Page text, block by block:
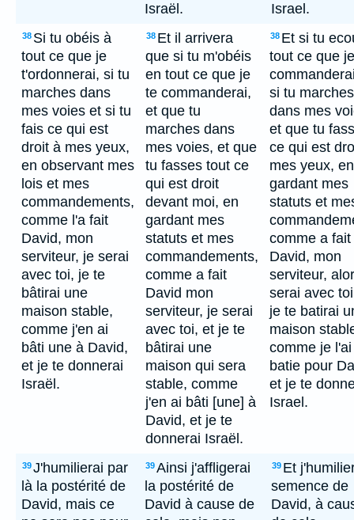
Israël. Israel.
38 Si tu obéis à
tout ce que je
t'ordonnerai, si tu
marches dans
mes voies et si tu
fais ce qui est
droit à mes yeux,
en observant mes
lois et mes
commandements,
comme l'a fait
David, mon
serviteur, je serai
avec toi, je te
bâtirai une
maison stable,
comme j'en ai
bâti une à David,
et je te donnerai
Israël.
38 Et il arrivera
que si tu m'obéis
en tout ce que je
te commanderai,
et que tu
marches dans
mes voies, et que
tu fasses tout ce
qui est droit
devant moi, en
gardant mes
statuts et mes
commandements,
comme a fait
David mon
serviteur, je serai
avec toi, et je te
bâtirai une
maison qui sera
stable, comme
j'en ai bâti [une] à
David, et je te
donnerai Israël.
38 Et si tu
tout ce que
si tu marches
dans mes
et que tu
ce qui est
mes yeux, en
gardant mes
statuts et
comme a fait
David, mon
serviteur,
serai avec
je te batirai
maison
comme je l'ai
batie pour
et je te
Israel.
39J'humilierai par
là la postérité de
David, mais ce
39Ainsi j'affligerai
la postérité de
David à cause de
39 Et
semence de
David, à